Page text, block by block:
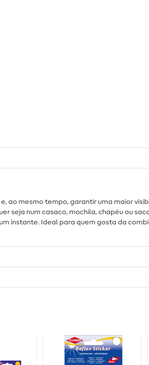
mesmo tempo, garantir uma maior
seja num casaco, mochila, chapéu ou
instante. Ideal para quem gosta da